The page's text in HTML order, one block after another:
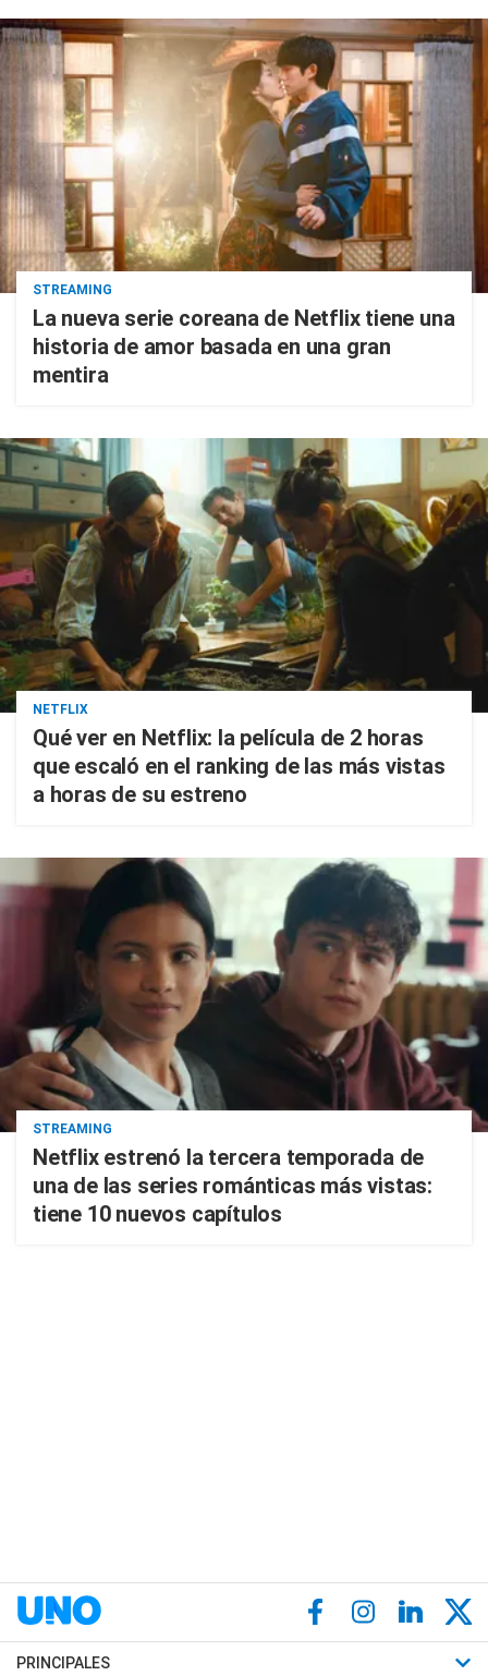
STREAMING
La nueva serie coreana de Netflix tiene una
historia de amor basada en una gran
mentira
NETFLIX
Qué ver en Netflix: la película de 2 horas
que escaló en el ranking de las más vistas
a horas de su estreno
STREAMING
Netflix estrenó la tercera temporada de
una de las series románticas más vistas:
tiene 10 nuevos capítulos
PRINCIPALES